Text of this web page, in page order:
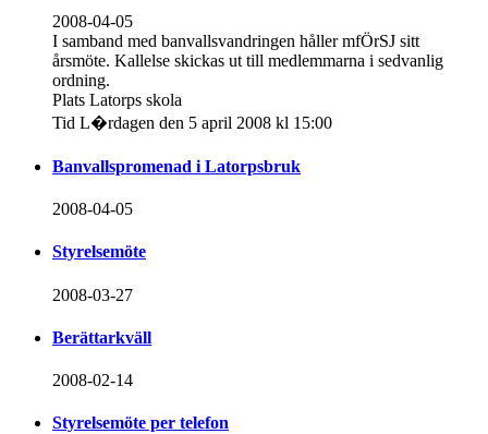
2008-04-05
I samband med banvallsvandringen håller mfÖrSJ sitt
årsmöte. Kallelse skickas ut till medlemmarna i sedvanlig
ordning.
Plats Latorps skola
Tid L�rdagen den 5 april 2008 kl 15:00
Banvallspromenad i Latorpsbruk
2008-04-05
Styrelsemöte
2008-03-27
Berättarkväll
2008-02-14
Styrelsemöte per telefon